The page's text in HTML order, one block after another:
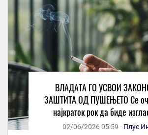
ВЛАДАТА ГО УСВОИ
ЗАШТИТА ОД ПУШЕЊЕТО Се
најкраток рок да биде
Собранието
02/06/2026 05:59 - Плус